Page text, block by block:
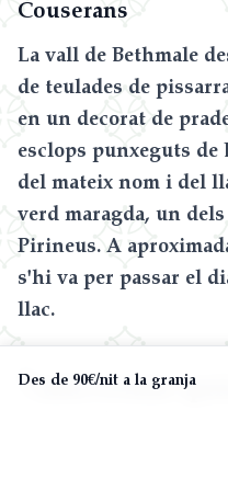
06
Couserans
La vall de Bethmale
de teulades de
en un decorat de
esclops punxeguts
del mateix nom i del
verd maragda, un
Pirineus. A
s'hi va per passar el
llac.
Taula resum:
Des de 90€/nit a la granja